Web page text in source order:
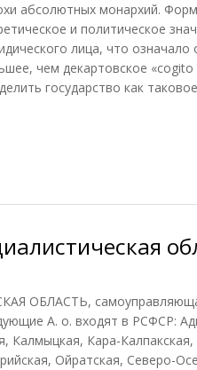
абсолютных монархий.
и политическое
лица, что означало
чем декартовское «cogito
государство как
ОБЛАСТЬ,
А. о. входят в РСФСР:
Калмыцкая, Кара-Калпакская,
Ойратская, Северо-